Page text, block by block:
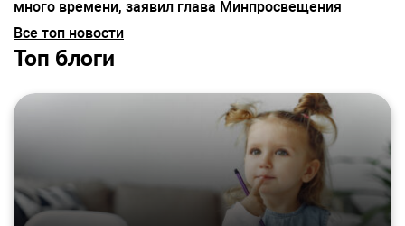
много времени, заявил глава Минпросвещения
Все топ новости
Топ блоги